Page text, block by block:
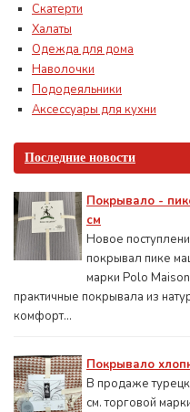
Последние новости
Покрывало -
см
Новое
покрывал пике
марки Polo
практичные покрывала из
комфорт...
Покрывало
В продаже
см. торговой
Скатерти
Халаты
Одежда для дома
Наволочки
Пододеяльники
Аксессуары для кухни